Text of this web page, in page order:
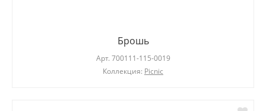
Брошь
Арт. 700111-115-0019
Коллекция: Picnic